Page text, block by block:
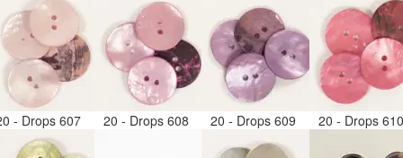
- Drops 607 20 - Drops 608 20 - Drops 609 20 - Drops